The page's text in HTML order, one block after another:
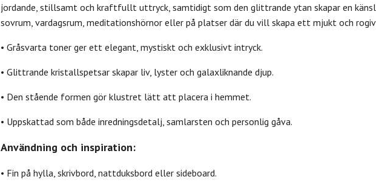
jordande, stillsamt och kraftfullt uttryck, samtidigt som den glittrande ytan skapar en
sovrum, vardagsrum, meditationshörnor eller på platser där du vill skapa ett mjukt och
• Gråsvarta toner ger ett elegant, mystiskt och exklusivt intryck.
• Glittrande kristallspetsar skapar liv, lyster och galaxliknande djup.
• Den stående formen gör klustret lätt att placera i hemmet.
• Uppskattad som både inredningsdetalj, samlarsten och personlig gåva.
Användning och inspiration:
• Fin på hylla, skrivbord, nattduksbord eller sideboard.